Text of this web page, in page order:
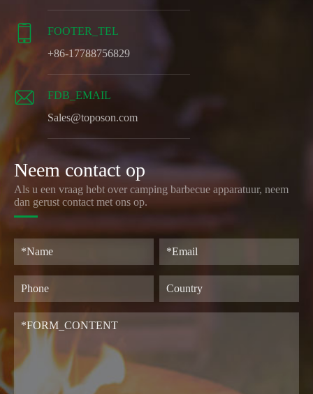

FOOTER_TEL
+86-17788756829

FDB_EMAIL
Sales@toposon.com
Neem contact op
Als u een vraag hebt over camping barbecue apparatuur, neem
dan gerust contact met ons op.